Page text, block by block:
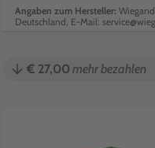
Angaben zum Hersteller:
Deutschland, E-Mail:
arrow_downward € 27,00 mehr bezahlen